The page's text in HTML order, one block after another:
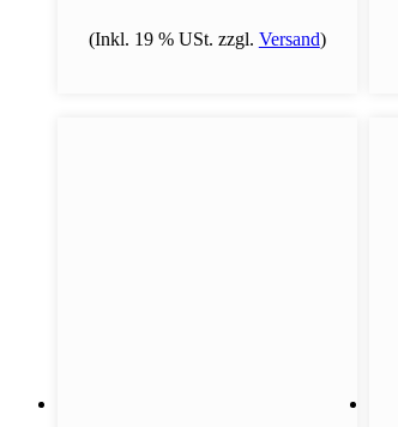
(Inkl. 19 % USt. zzgl. Versand)